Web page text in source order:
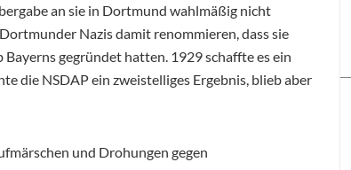
an sie in Dortmund wahlmäßig nicht
Nazis damit renommieren, dass sie
gegründet hatten. 1929 schaffte es ein
die NSDAP ein zweistelliges Ergebnis, blieb aber
und Drohungen gegen